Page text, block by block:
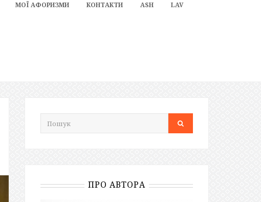
МОЇ АФОРИЗМИ КОНТАКТИ ASH LAV
ПРО АВТОРА